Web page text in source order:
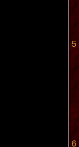
5
6